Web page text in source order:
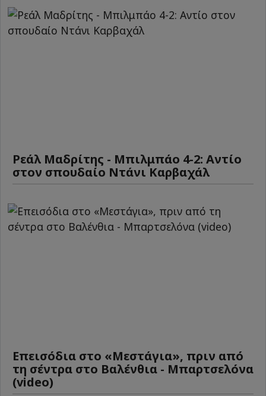
Ρεάλ Μαδρίτης - Μπιλμπάο 4-2: Αντίο
στον σπουδαίο Ντάνι Καρβαχάλ
Επεισόδια στο «Μεστάγια», πριν από
τη σέντρα στο Βαλένθια - Μπαρτσελόνα
(video)